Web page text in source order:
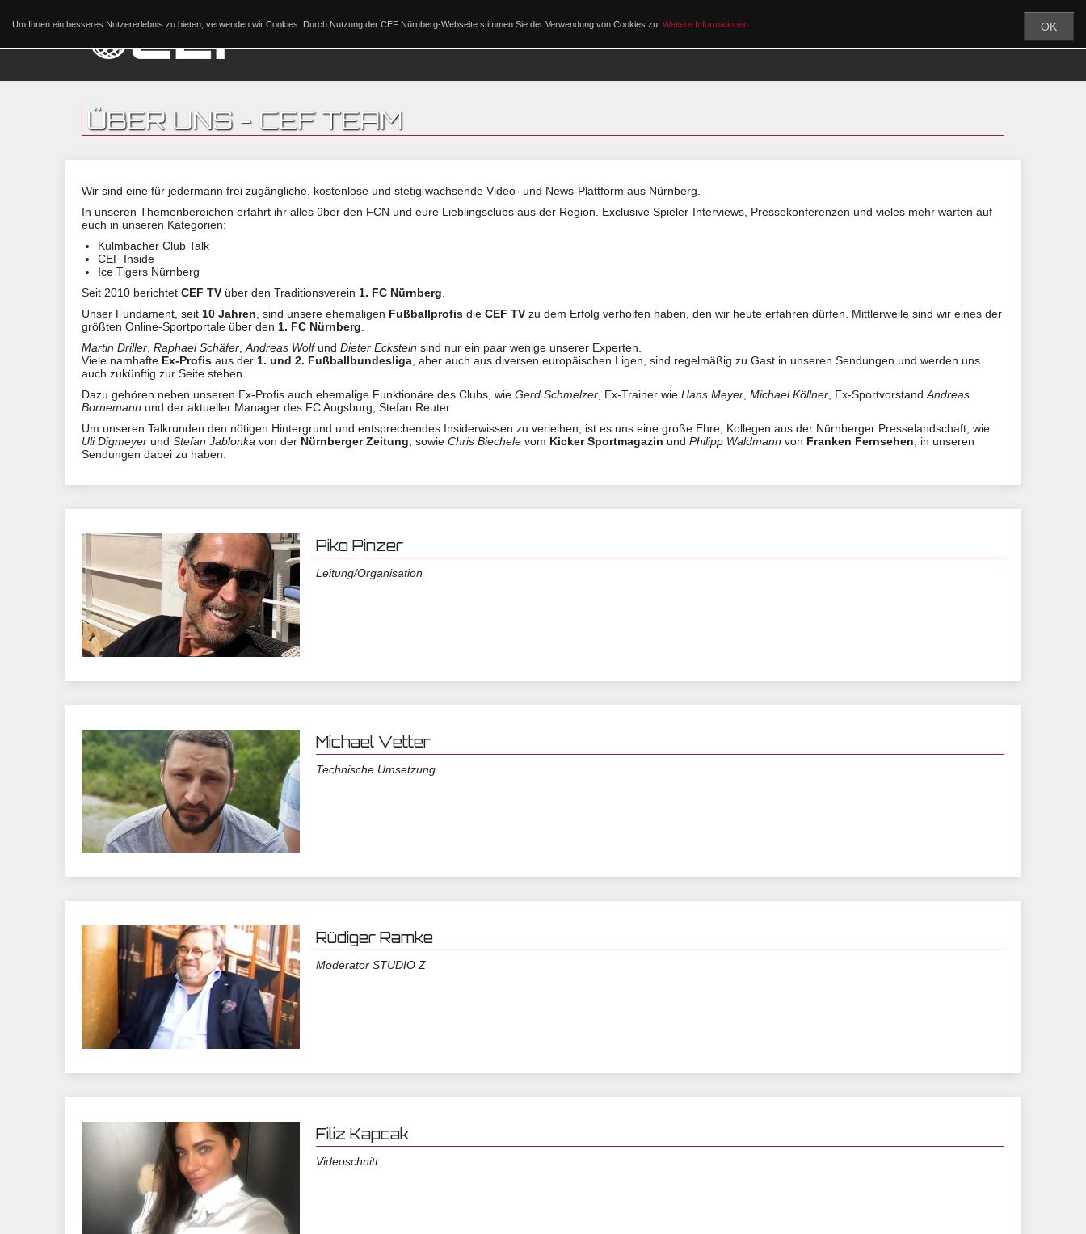
Um Ihnen ein besseres Nutzererlebnis zu bieten, verwenden wir Cookies. Durch Nutzung der CEF Nürnberg-Webseite stimmen Sie der Verwendung von Cookies zu. Weitere Informationen OK
ÜBER UNS - CEF TEAM
Wir sind eine für jedermann frei zugängliche, kostenlose und stetig wachsende Video- und News-Plattform aus Nürnberg.
In unseren Themenbereichen erfahrt ihr alles über den FCN und eure Lieblingsclubs aus der Region. Exclusive Spieler-Interviews, Pressekonferenzen und vieles mehr warten auf
euch in unseren Kategorien:
Kulmbacher Club Talk
CEF Inside
Ice Tigers Nürnberg
Seit 2010 berichtet CEF TVüber den Traditionsverein 1. FC Nürnberg
Unser Fundament, seit 10 Jahren , sind unsere ehemaligen Fußballprofisdie CEF TVzu dem Erfolg verholfen haben, den wir heute erfahren dürfen. Mittlerweile sind wir eines der
größten Online-Sportportale über den 1. FC Nürnberg
Martin Driller, Raphael Schäfer, Andreas Wolfund Dieter Eckstein sind nur ein paar wenige unserer Experten.
Viele namhafte Ex-Profisaus der 1. und 2. Fußballbundesliga, aber auch aus diversen europäischen Ligen, sind regelmäßig zu Gast in unseren Sendungen und werden uns
auch zukünftig zur Seite stehen.
Dazu gehören neben unseren Ex-Profis auch ehemalige Funktionäre des Clubs, wie Gerd Schmelzer, Ex-Trainer wie Hans Meyer, Michael Köllner, Ex-Sportvorstand Andreas
Bornemann und der aktueller Manager des FC Augsburg, Stefan Reuter.
Um unseren Talkrunden den nötigen Hintergrund und entsprechendes Insiderwissen zu verleihen, ist es uns eine große Ehre, Kollegen aus der Nürnberger Presselandschaft, wie
Uli Digmeyerund Stefan Jablonka von der Nürnberger Zeitung , sowie Chris Biechelevom Kicker Sportmagazin und Philipp Waldmann von Franken Fernsehen , in unseren
Sendungen dabei zu haben.
Piko Pinzer
Leitung/Organisation
Michael Vetter
Technische Umsetzung
Rüdiger Ramke
Moderator STUDIO Z
Filiz Kapcak
Videoschnitt